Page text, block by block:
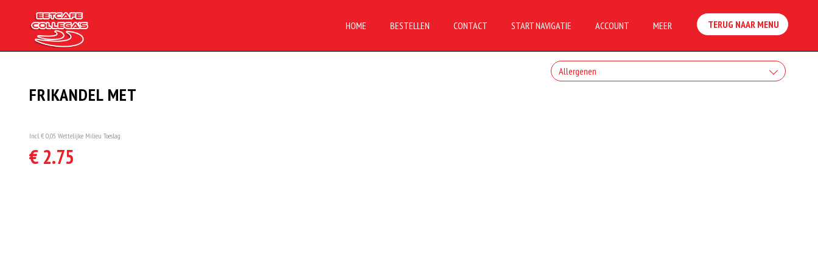
HOME BESTELLEN CONTACT START NAVIGATIE ACCOUNT MEER TERUG NAAR MENU
FRIKANDEL MET
Incl. € 0,05 Wettelijke Milieu Toeslag
€ 2.75
Allergenen